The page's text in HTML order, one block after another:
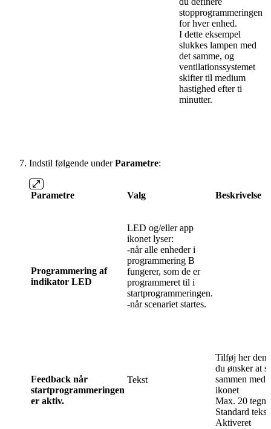
stopprogrammeringen
for hver enhed.
I dette eksempel
slukkes lampen med
det samme, og
ventilationssystemet
skifter til medium
hastighed efter ti
minutter.
Indstil følgende underParametre:
Parametre Valg Beskrivelse
Programmering af
indikator LED
LED og/eller app
ikonet lyser:
-når alle enheder i
programmering B
fungerer, som de er
programmeret til i
startprogrammeringen.
-når scenariet startes.
Feedback når
startprogrammeringen
er aktiv.
Tekst
Tilføj her den
du ønsker at
sammen med
ikonet
Max. 20 tegn
Standard tekst:
Aktiveret